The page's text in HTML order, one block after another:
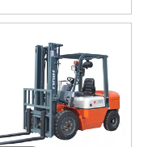
GTJY